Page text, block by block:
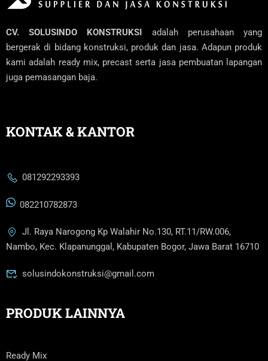
CV. SOLUSINDO KONSTRUKSI adalah perusahaan yang
bergerak di bidang konstruksi, produk dan jasa. Adapun produk
kami adalah ready mix, precast serta jasa pembuatan lapangan
juga pemasangan baja.
KONTAK & KANTOR
081292293393
082210782873
Jl. Raya Narogong Kp Walahir No.130, RT.11/RW.006,
Nambo, Kec. Klapanunggal, Kabupaten Bogor, Jawa Barat 16710
solusindokonstruksi@gmail.com
PRODUK LAINNYA
Ready Mix